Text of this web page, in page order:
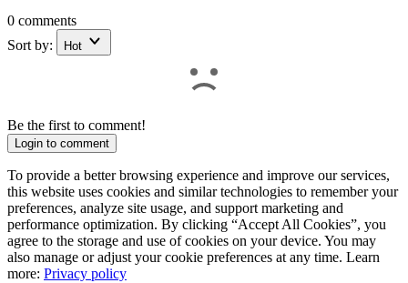
0 comments
Sort by:
Hot
Be the first to comment!
Login to comment
To provide a better browsing experience and improve our services,
this website uses cookies and similar technologies to remember your
preferences, analyze site usage, and support marketing and
performance optimization. By clicking “Accept All Cookies”, you
agree to the storage and use of cookies on your device. You may
also manage or adjust your cookie preferences at any time. Learn
more: Privacy policy